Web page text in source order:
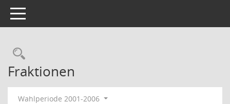
Toggle navigation
Rechercheauswahl
Fraktionen
Wahlperiode 2001-2006